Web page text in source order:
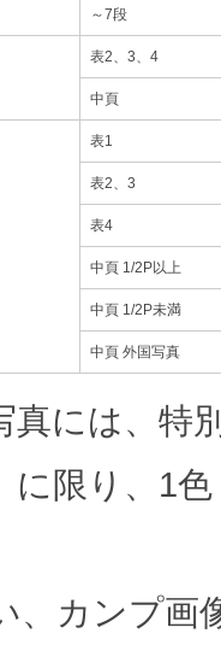
～7段
表2、3、4
中頁
表1
表2、3
表4
中頁 1/2P以上
中頁 1/2P未満
中頁 外国写真
には、特
限り、1
、カンプ画